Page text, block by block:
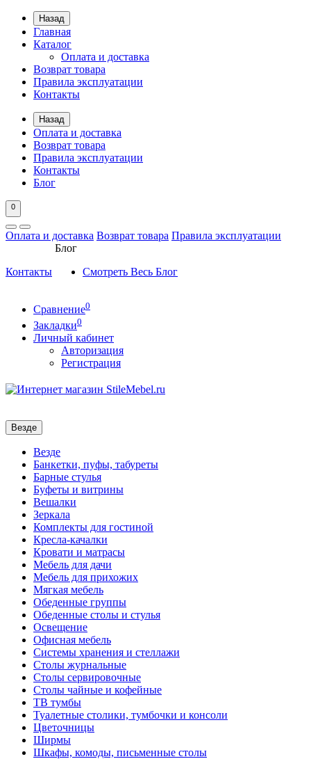
Назад
Главная
Каталог
Оплата и доставка
Возврат товара
Правила эксплуатации
Контакты
Назад
Оплата и доставка
Возврат товара
Правила эксплуатации
Контакты
Блог
0
Оплата и доставка Возврат товара Правила эксплуатации
Контакты
Блог
Смотреть Весь Блог
Сравнение0
Закладки0
Личный кабинет
Авторизация
Регистрация
Везде
Везде
Банкетки, пуфы, табуреты
Барные стулья
Буфеты и витрины
Вешалки
Зеркала
Комплекты для гостиной
Кресла-качалки
Кровати и матрасы
Мебель для дачи
Мебель для прихожих
Мягкая мебель
Обеденные группы
Обеденные столы и стулья
Освещение
Офисная мебель
Системы хранения и стеллажи
Столы журнальные
Столы сервировочные
Столы чайные и кофейные
ТВ тумбы
Туалетные столики, тумбочки и консоли
Цветочницы
Ширмы
Шкафы, комоды, письменные столы